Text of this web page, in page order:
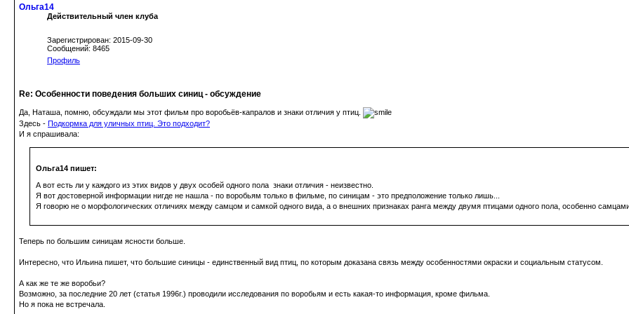
Ольга14
Действительный член клуба
Зарегистрирован: 2015-09-30
Сообщений: 8465
Профиль
Re: Особенности поведения больших синиц - обсуждение
Да, Наташа, помню, обсуждали мы этот фильм про воробьёв-капралов и знаки отличия у птиц.
Здесь - Подкормка для уличных птиц. Это подходит?
И я спрашивала:
Ольга14 пишет:
А вот есть ли у каждого из этих видов у двух особей одного пола знаки отличия - неизвестно.
Я вот достоверной информации нигде не нашла - по воробьям только в фильме, по синицам - это предположение только лишь...
Я говорю не о морфологических отличиях между самцом и самкой одного вида, а о внешних признаках ранга между двумя птицами одного пола, особенно
Теперь по большим синицам ясности больше.
Интересно, что Ильина пишет, что большие синицы - единственный вид птиц, по которым доказана связь между особенностями окраски и социальным статусом.
А как же те же воробьи?
Возможно, за последние 20 лет (статья 1996г.) проводили исследования по воробьям и есть какая-то информация, кроме фильма.
Но я пока не встречала.